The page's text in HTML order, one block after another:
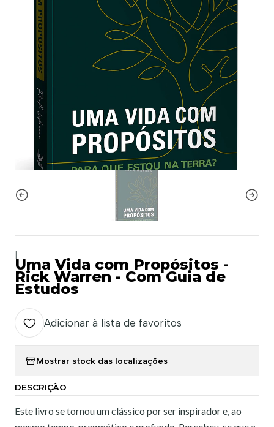
Uma Vida com Propósitos -
Rick Warren - Com Guia de
Estudos
Adicionar à lista de favoritos
Mostrar stock das localizações
DESCRIÇÃO
Este livro se tornou um clássico por ser inspirador e, ao